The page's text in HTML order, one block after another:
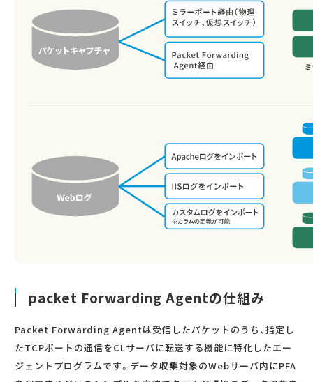
packet Forwarding Agentの仕組み
Packet Forwarding Agentは受信したパケットのうち、指定し
たTCPポートの通信をCLサーバに転送する機能に特化したエー
ジェントプログラムです。データ収集対象のWebサーバ内にPFA